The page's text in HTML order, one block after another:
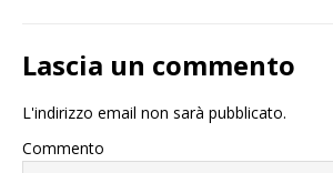
Lascia un commento
L'indirizzo email non sarà pubblicato.
Commento